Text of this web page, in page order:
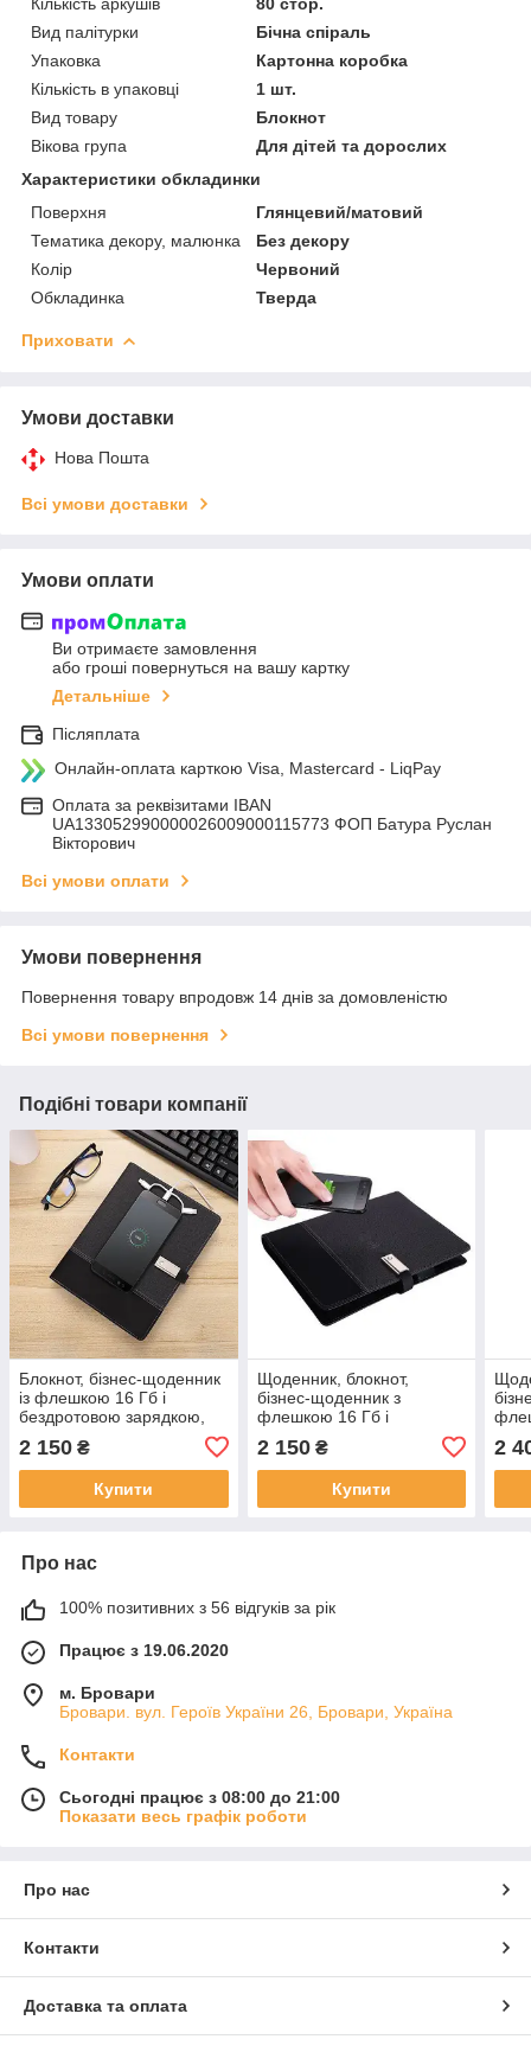
Вид палітурки
Бічна спіраль
Упаковка
Картонна коробка
Кількість в упаковці
1 шт.
Вид товару
Блокнот
Вікова група
Для дітей та дорослих
Характеристики обкладинки
Поверхня
Глянцевий/матовий
Тематика декору, малюнка
Без декору
Колір
Червоний
Обкладинка
Тверда
Приховати
Умови доставки
Нова Пошта
Всі умови доставки
Умови оплати
Ви отримаєте замовлення
або гроші повернуться на вашу картку
Детальніше
Післяплата
Онлайн-оплата карткою Visa, Mastercard - LiqPay
Оплата за реквізитами IBAN
UA133052990000026009000115773 ФОП Батура Руслан
Вікторович
Всі умови оплати
Умови повернення
Повернення товару впродовж 14 днів за домовленістю
Всі умови повернення
Подібні товари компанії
Блокнот, бізнес-щоденник
із флешкою 16 Гб і
бездротовою зарядкою,
(2120)
2 150 ₴
Купити
Щоденник, блокнот,
бізнес-щоденник з
флешкою 16 Гб і
бездротовою зарядкою,
Powerbank Сіро-Чорний
(2120)
2 150₴
Купити
2
Про нас
100% позитивних з 56 відгуків за рік
Працює з 19.06.2020
м. Бровари
Бровари. вул. Героїв України 26, Бровари, Україна
Контакти
Сьогодні працює з 08:00 до 21:00
Показати весь графік роботи
Про нас
Контакти
Доставка та оплата